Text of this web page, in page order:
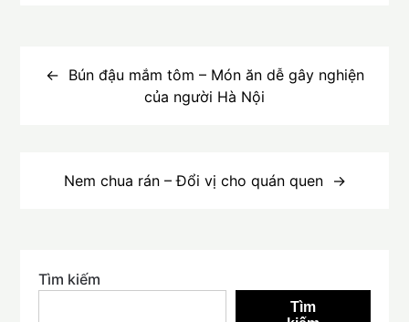
hướngBún đậu mắm tôm – Món ăn dễ gây nghiện
của người Hà Nội
Nem chua rán – Đổi vị cho quán quen
Tìm kiếm
Tìm